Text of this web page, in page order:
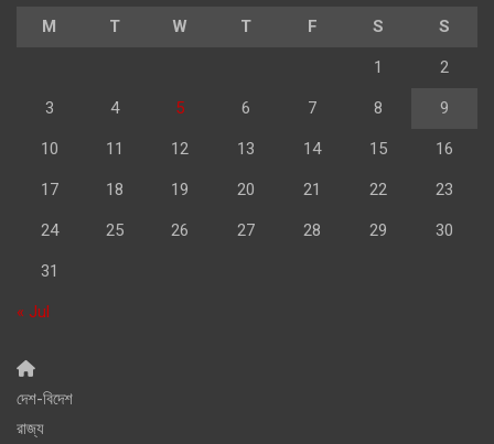
M T W T F S S
1 2
3 4 5 6 7 8 9
10 11 12 13 14 15 16
17 18 19 20 21 22 23
24 25 26 27 28 29 30
31
« Jul
দেশ-বিদেশ
রাজ্য